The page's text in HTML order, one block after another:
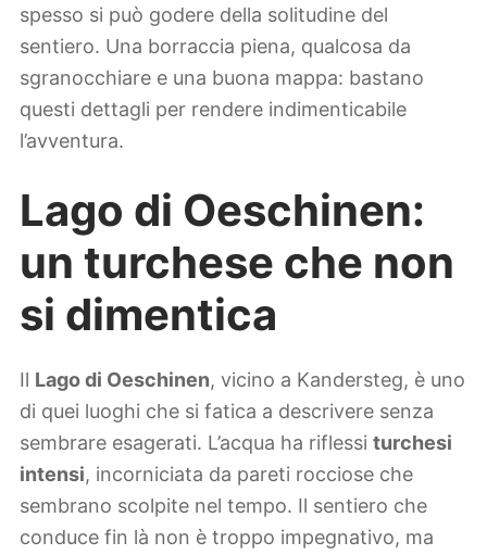
spesso si può godere della solitudine del
sentiero. Una borraccia piena, qualcosa da
sgranocchiare e una buona mappa: bastano
questi dettagli per rendere indimenticabile
l’avventura.
Lago di Oeschinen:
un turchese che non
si dimentica
Il Lago di Oeschinen, vicino a Kandersteg, è uno
di quei luoghi che si fatica a descrivere senza
sembrare esagerati. L’acqua ha riflessi turchesi
intensi, incorniciata da pareti rocciose che
sembrano scolpite nel tempo. Il sentiero che
conduce fin là non è troppo impegnativo, ma